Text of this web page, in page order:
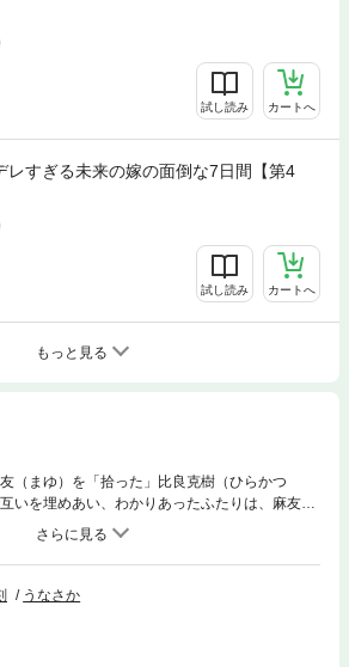
試し読み カートへ
レすぎる未来の嫁の面倒な7日間【第4
試し読み カートへ
もっと見る
（まゆ）を「拾った」比良克樹（ひらかつ
いを埋めあい、わかりあったふたりは、麻友が
ようと将来を約束し、結婚式を挙げた。ふたり
ス。ホテルデートをすることにしたふたりは、
しゃれをして、予約していた高級ホテルで合流
、プレゼント交換、そして、夜景が映える部屋
うなさか